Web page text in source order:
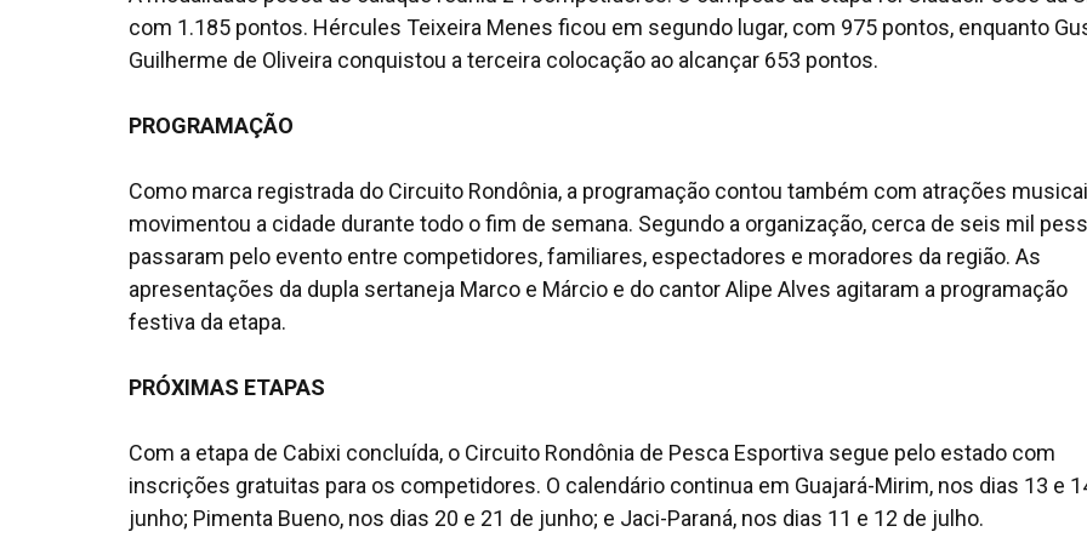
com 1.185 pontos. Hércules Teixeira Menes ficou em segundo lugar, com 975 pontos, enquanto
Guilherme de Oliveira conquistou a terceira colocação ao alcançar 653 pontos.
PROGRAMAÇÃO
Como marca registrada do Circuito Rondônia, a programação contou também com atrações
movimentou a cidade durante todo o fim de semana. Segundo a organização, cerca de seis mil
passaram pelo evento entre competidores, familiares, espectadores e moradores da região. As
apresentações da dupla sertaneja Marco e Márcio e do cantor Alipe Alves agitaram a programação
festiva da etapa.
PRÓXIMAS ETAPAS
Com a etapa de Cabixi concluída, o Circuito Rondônia de Pesca Esportiva segue pelo estado com
inscrições gratuitas para os competidores. O calendário continua em Guajará-Mirim, nos dias 13 e
junho; Pimenta Bueno, nos dias 20 e 21 de junho; e Jaci-Paraná, nos dias 11 e 12 de julho.